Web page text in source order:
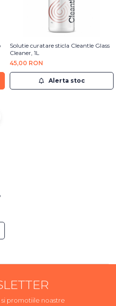
Solutie curatare sticla Cleantle Glass
Cleaner, 1L
45,00 RON
Alerta stoc
promotiile noastre